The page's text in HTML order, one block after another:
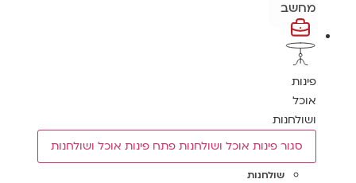
מחשב
פינות
אוכל
ושולחנות
סגור פינות אוכל ושולחנות פתח פינות אוכל ושולחנות
שולחנות